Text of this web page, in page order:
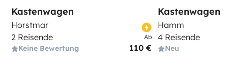
Kastenwagen
Horstmar
2 Reisende
Keine Bewertung
Ab
110 €
Kastenwagen
Hamm
4 Reisende
Neu